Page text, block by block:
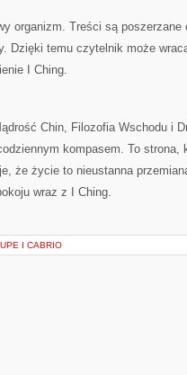
organizm. Treści są poszerzane
Dzięki temu czytelnik może
I Ching.
Chin, Filozofia Wschodu i
kompasem. To strona,
że życie to nieustanna
wraz z I Ching.
I CABRIO